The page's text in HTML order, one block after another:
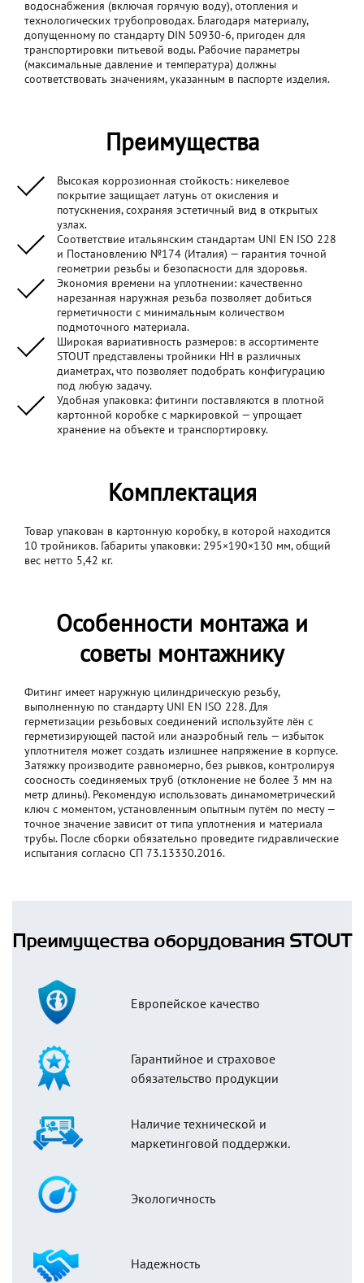
водоснабжения (включая горячую воду), отопления и
технологических трубопроводах. Благодаря материалу,
допущенному по стандарту DIN 50930-6, пригоден для
транспортировки питьевой воды. Рабочие параметры
(максимальные давление и температура) должны
соответствовать значениям, указанным в паспорте изделия.
Преимущества
Высокая коррозионная стойкость: никелевое
покрытие защищает латунь от окисления и
потускнения, сохраняя эстетичный вид в открытых
узлах.
Соответствие итальянским стандартам UNI EN ISO 228
и Постановлению №174 (Италия) — гарантия точной
геометрии резьбы и безопасности для здоровья.
Экономия времени на уплотнении: качественно
нарезанная наружная резьба позволяет добиться
герметичности с минимальным количеством
подмоточного материала.
Широкая вариативность размеров: в ассортименте
STOUT представлены тройники НН в различных
диаметрах, что позволяет подобрать конфигурацию
под любую задачу.
Удобная упаковка: фитинги поставляются в плотной
картонной коробке с маркировкой — упрощает
хранение на объекте и транспортировку.
Комплектация
Товар упакован в картонную коробку, в которой находится
10 тройников. Габариты упаковки: 295×190×130 мм, общий
вес нетто 5,42 кг.
Особенности монтажа и
советы монтажнику
Фитинг имеет наружную цилиндрическую резьбу,
выполненную по стандарту UNI EN ISO 228. Для
герметизации резьбовых соединений используйте лён с
герметизирующей пастой или анаэробный гель — избыток
уплотнителя может создать излишнее напряжение в корпусе.
Затяжку производите равномерно, без рывков, контролируя
соосность соединяемых труб (отклонение не более 3 мм на
метр длины). Рекомендую использовать динамометрический
ключ с моментом, установленным опытным путём по месту —
точное значение зависит от типа уплотнения и материала
трубы. После сборки обязательно проведите гидравлические
испытания согласно СП 73.13330.2016.
Преимущества оборудования STOUT
Европейское качество
Гарантийное и страховое
обязательство продукции
Наличие технической и
маркетинговой поддержки.
Экологичность
Надежность